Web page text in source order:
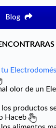
Blog
olor de un
productos
Haceb